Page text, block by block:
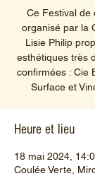
Ce Festival de
organisé par la
Lisie Philip
esthétiques très
confirmées : Cie
Surface et
Heure et lieu
18 mai 2024,
Coulée Verte,